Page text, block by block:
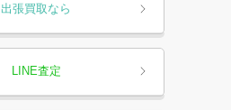
出張買取なら
LINE査定